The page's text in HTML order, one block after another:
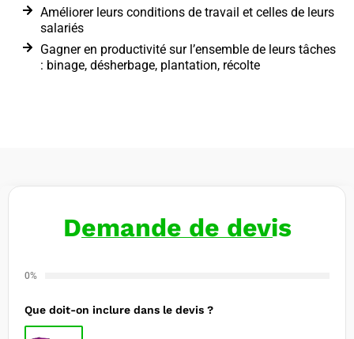
Améliorer leurs conditions de travail et celles de leurs
salariés
Gagner en productivité sur l’ensemble de leurs tâches
: binage, désherbage, plantation, récolte
Demande de devis
0%
Que doit-on inclure dans le devis ?